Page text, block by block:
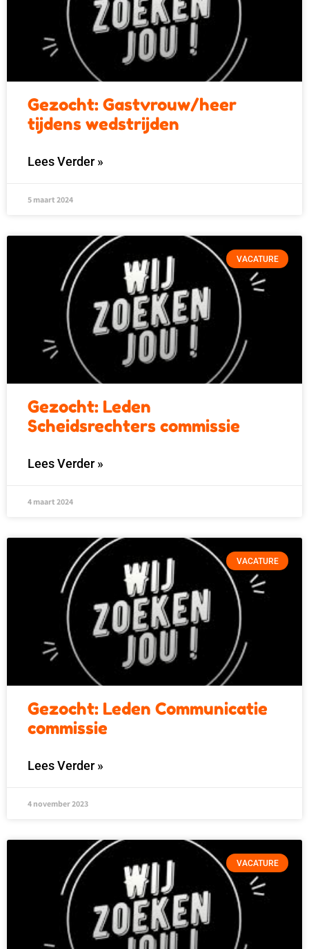
Gezocht: Gastvrouw/heer
tijdens wedstrijden
Lees Verder »
5 maart 2024
VACATURE
Gezocht: Leden
Scheidsrechters commissie
Lees Verder »
4 maart 2024
VACATURE
Gezocht: Leden Communicatie
commissie
Lees Verder »
4 november 2023
VACATURE